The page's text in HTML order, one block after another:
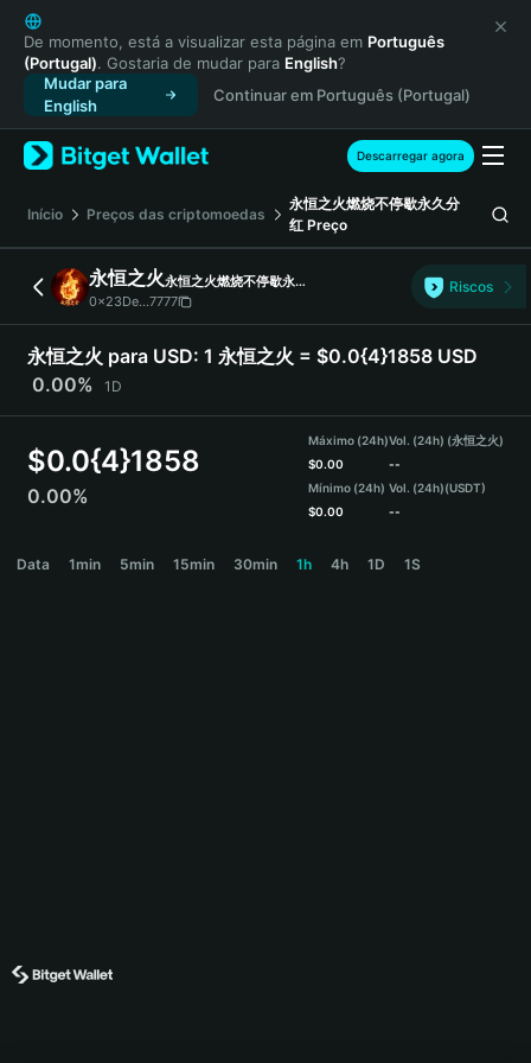
English
日本語
Tiếng Việt
Русский
Español (Latinoamérica)
Türkçe
Français
Deutsch
简体中文
繁體中文
Português (Portugal)
Bahasa Indonesia
ภาษาไทย
हिन्दी
Español
Português (Brasil)
De momento, está a visualizar esta página em Português
(Portugal). Gostaria de mudar para English?
Mudar para
English
Continuar em Português (Portugal)
Descarregar agora
Início Preços das criptomoedas
永恒之火燃烧不停歇永久分
红 Preço
永恒之火
永恒之火燃烧不停歇永久分红
0x23De...7777
Riscos
永恒之火 para USD: 1 永恒之火 = $0.0{4}1858 USD
0.00%
1D
$0.0{4}1858
0.00%
Máximo (24h)
$0.00
Mínimo (24h)
$0.00
Vol. (24h) (永恒之火)
--
Vol. (24h)(USDT)
--
Data 1min 5min 15min 30min 1h 4h 1D 1S